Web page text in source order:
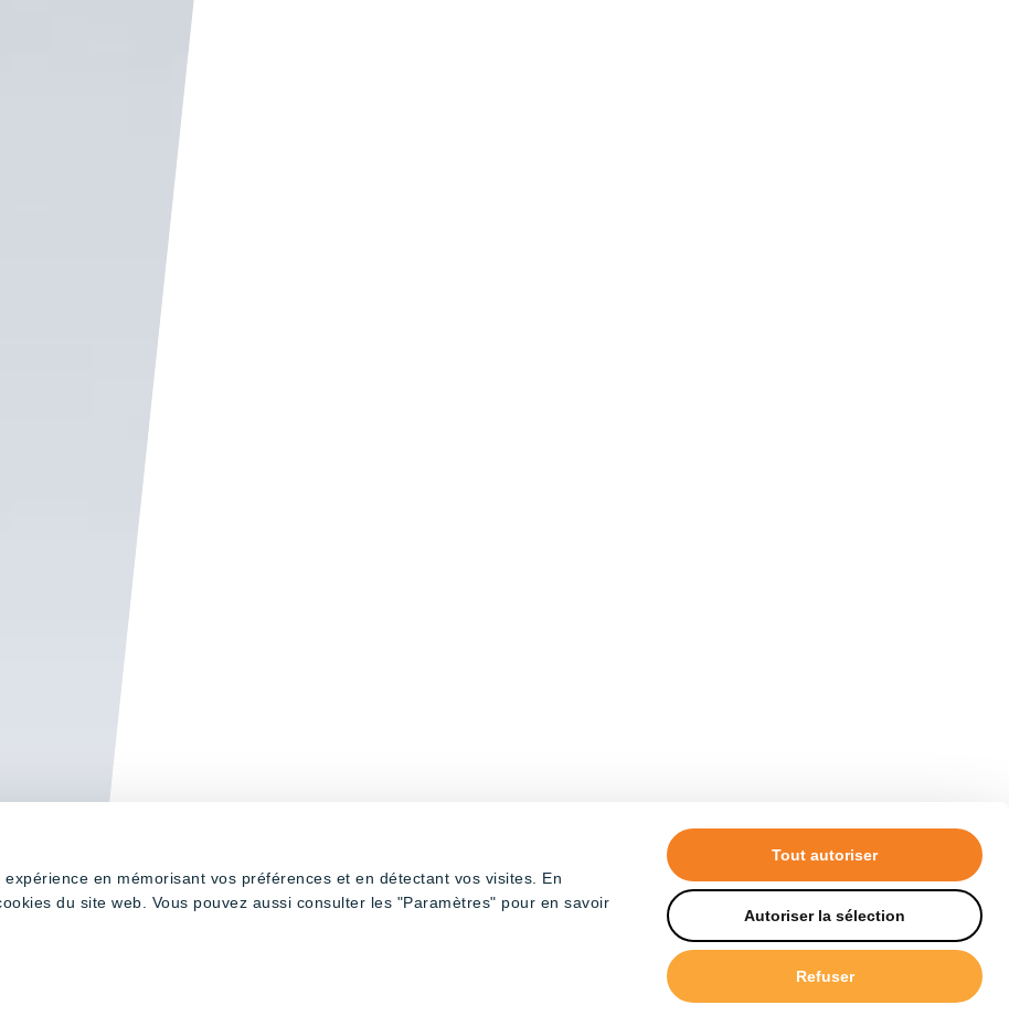
en mémorisant vos préférences et en détectant vos visites. En
du site web. Vous pouvez aussi consulter les "Paramètres" pour en savoir
Tout autoriser
Autoriser la sélection
Refuser